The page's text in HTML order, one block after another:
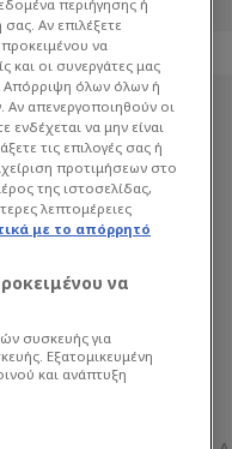
περιήγησης ή
Αν επιλέξετε
να
και οι συνεργάτες μας
Απόρριψη όλων όλων ή
Αν απενεργοποιηθούν οι
ενδέχεται να μην είναι
τις επιλογές σας ή
προτιμήσεων στο
της ιστοσελίδας,
λεπτομέρειες
με το απόρρητό
να
συσκευής για
Εξατομικευμένη
και ανάπτυξη